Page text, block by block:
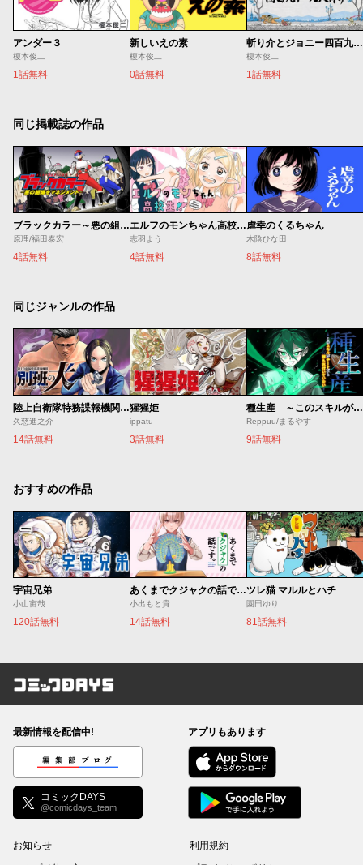
アンダー３
榎本俊二
1話無料
新しいえの素
榎本俊二
0話無料
斬り介とジョニー四百九十九人斬り
榎本俊二
1話無料
同じ掲載誌の作品
ブラックカラー～悪の組織をマネジメント～
原理/福田泰宏
4話無料
エルフのモンちゃん高校生!!
志羽よう
4話無料
虐幸のくるちゃん
木陰ひな田
8話無料
同じジャンルの作品
陸上自衛隊特務諜報機関 別班の犬
久慈進之介
14話無料
猩猩姫
ippatu
3話無料
種生産 ～このスキルがチートだとまだ誰も気付いていない～
Reppuu/まるやす
9話無料
おすすめの作品
宇宙兄弟
小山宙哉
120話無料
あくまでクジャクの話です。
小出もと貴
14話無料
ツレ猫 マルルとハチ
園田ゆり
81話無料
コミックDAYS
最新情報を配信中!
編集部ブログ
コミックDAYS
@comicdays_team
アプリもあります
お知らせ
利用規約